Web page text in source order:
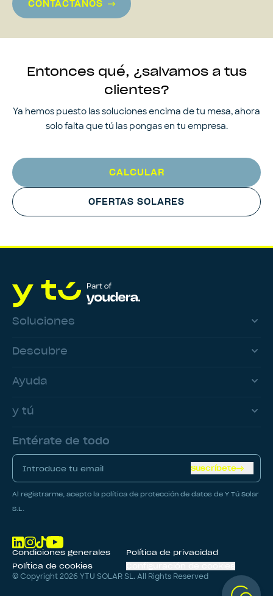
CONTÁCTANOS
Entonces qué, ¿salvamos a tus
clientes?
Ya hemos puesto las soluciones encima de tu mesa, ahora
solo falta que tú las pongas en tu empresa.
CALCULAR
OFERTAS SOLARES
Soluciones
Descubre
Ayuda
y tú
Entérate de todo
Suscríbete
Al registrarme, acepto la política de protección de datos de Y Tú Solar
S.L.
Condiciones generales
Política de privacidad
Política de cookies
© Copyright2026 YTU SOLAR SL. All Rights Reserved